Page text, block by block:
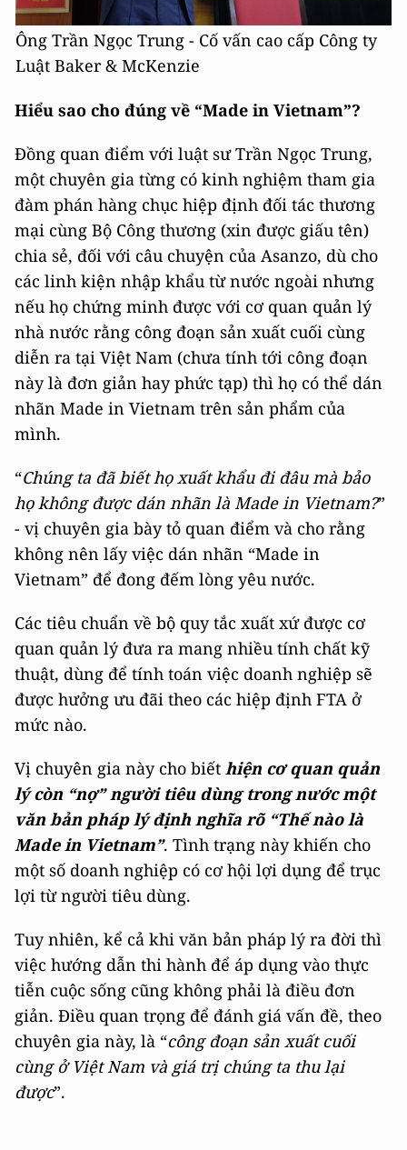
Ông Trần Ngọc Trung - Cố vấn cao cấp Công ty
Luật Baker & McKenzie
Hiểu sao cho đúng về “Made in Vietnam”?
Đồng quan điểm với luật sư Trần Ngọc Trung,
một chuyên gia từng có kinh nghiệm tham gia
đàm phán hàng chục hiệp định đối tác thương
mại cùng Bộ Công thương (xin được giấu tên)
chia sẻ, đối với câu chuyện của Asanzo, dù cho
các linh kiện nhập khẩu từ nước ngoài nhưng
nếu họ chứng minh được với cơ quan quản lý
nhà nước rằng công đoạn sản xuất cuối cùng
diễn ra tại Việt Nam (chưa tính tới công đoạn
này là đơn giản hay phức tạp) thì họ có thể dán
nhãn Made in Vietnam trên sản phẩm của
mình.
“Chúng ta đã biết họ xuất khẩu đi đâu mà bảo
họ không được dán nhãn là Made in Vietnam?”
- vị chuyên gia bày tỏ quan điểm và cho rằng
không nên lấy việc dán nhãn “Made in
Vietnam” để đong đếm lòng yêu nước.
Các tiêu chuẩn về bộ quy tắc xuất xứ được cơ
quan quản lý đưa ra mang nhiều tính chất kỹ
thuật, dùng để tính toán việc doanh nghiệp sẽ
được hưởng ưu đãi theo các hiệp định FTA ở
mức nào.
Vị chuyên gia này cho biết hiện cơ quan quản
lý còn “nợ” người tiêu dùng trong nước một
văn bản pháp lý định nghĩa rõ “Thế nào là
Made in Vietnam”. Tình trạng này khiến cho
một số doanh nghiệp có cơ hội lợi dụng để trục
lợi từ người tiêu dùng.
Tuy nhiên, kể cả khi văn bản pháp lý ra đời thì
việc hướng dẫn thi hành để áp dụng vào thực
tiễn cuộc sống cũng không phải là điều đơn
giản. Điều quan trọng để đánh giá vấn đề, theo
chuyên gia này, là “công đoạn sản xuất cuối
cùng ở Việt Nam và giá trị chúng ta thu lại
được”.